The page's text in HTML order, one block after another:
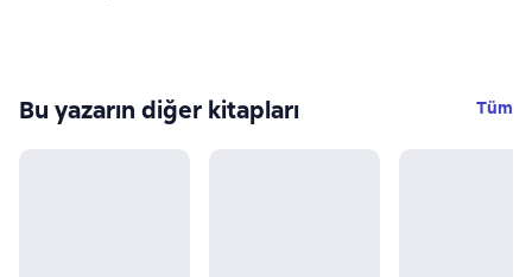
Bu yazarın diğer kitapları Tüm